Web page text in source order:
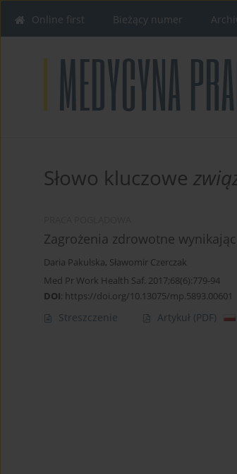
Online first Bieżący numer
Słowo kluczowe
Zagrożenia zdrowotne
Daria Pakulska, Sławomir Czerczak
Med Pr Work Health Saf. 2017;68(6):779-94
DOI: https://doi.org/10.13075/mp.5893.00601
Streszczenie Artykuł (PDF)